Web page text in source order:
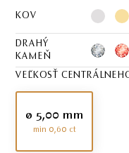
KOV
DRAHÝ
KAMEŇ
VEĽKOSŤ
ø 5,00 mm
min 0,60 ct